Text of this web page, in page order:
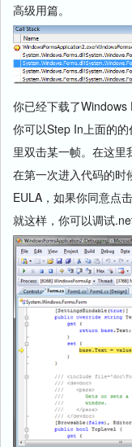
高级用篇。
你已经下载了Windows
你可以Step In上面的
里双击某一帧。在这里
在第一次进入代码的时
EULA，如果你同意点
就这样，你可以调试